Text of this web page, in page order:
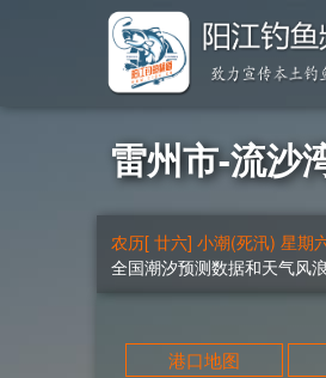
雷州市-流沙
农历[ 廿六] 小潮(死汛) 星期
全国潮汐预测数据和天气风
港口地图